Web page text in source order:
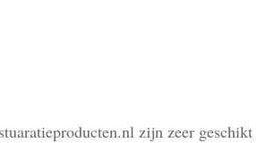
zijn zeer geschikt